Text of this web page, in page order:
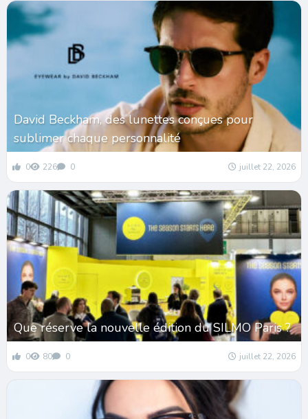
David Beckham, des lunettes conçues pour
sublimer chaque personnalité
0 226 0 juillet 22, 2026
Que réserve la nouvelle édition du SILMO Paris ?
0 80 0 juillet 22, 2026